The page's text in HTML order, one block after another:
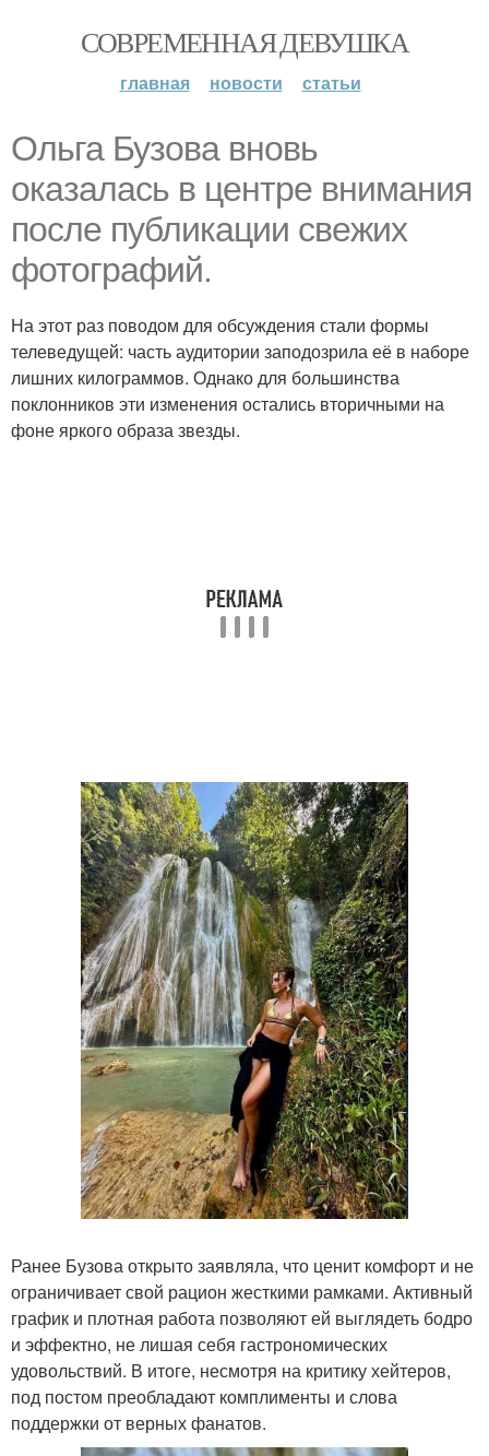
СОВРЕМЕННАЯ ДЕВУШКА
главная новости статьи
Ольга Бузова вновь
оказалась в центре внимания
после публикации свежих
фотографий.
На этот раз поводом для обсуждения стали формы
телеведущей: часть аудитории заподозрила её в наборе
лишних килограммов. Однако для большинства
поклонников эти изменения остались вторичными на
фоне яркого образа звезды.
Ранее Бузова открыто заявляла, что ценит комфорт и не
ограничивает свой рацион жесткими рамками. Активный
график и плотная работа позволяют ей выглядеть бодро
и эффектно, не лишая себя гастрономических
удовольствий. В итоге, несмотря на критику хейтеров,
под постом преобладают комплименты и слова
поддержки от верных фанатов.